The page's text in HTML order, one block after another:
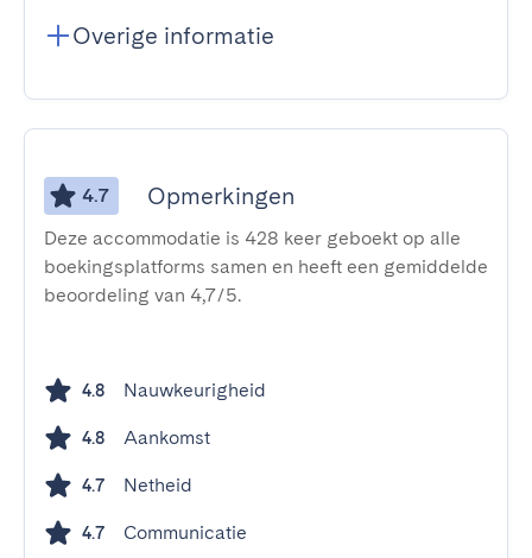
Overige informatie
4.7 Opmerkingen
Deze accommodatie is 428 keer geboekt op alle
boekingsplatforms samen en heeft een gemiddelde
beoordeling van 4,7/5.
4.8 Nauwkeurigheid
4.8 Aankomst
4.7 Netheid
4.7 Communicatie